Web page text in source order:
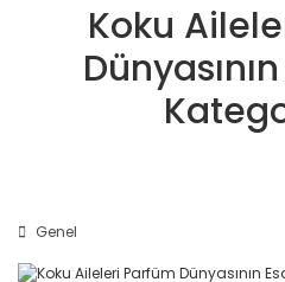
Koku
Genel